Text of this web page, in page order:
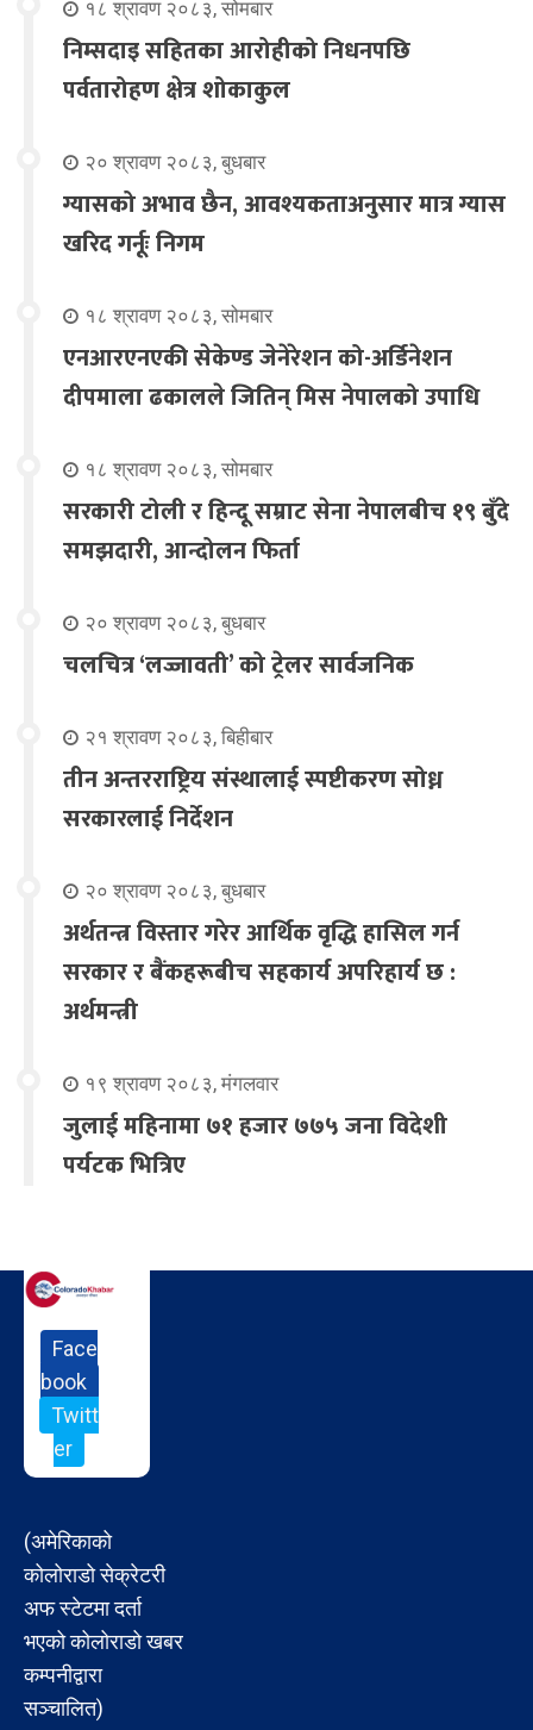
१८ श्रावण २०८३, सोमबार
निम्सदाइ सहितका आरोहीको निधनपछि
पर्वतारोहण क्षेत्र शोकाकुल
२० श्रावण २०८३, बुधबार
ग्यासको अभाव छैन, आवश्यकताअनुसार मात्र ग्यास
खरिद गर्नूः निगम
१८ श्रावण २०८३, सोमबार
एनआरएनएकी सेकेण्ड जेनेरेशन को-अर्डिनेशन
दीपमाला ढकालले जितिन् मिस नेपालको उपाधि
१८ श्रावण २०८३, सोमबार
सरकारी टोली र हिन्दू सम्राट सेना नेपालबीच १९ बुँदे
समझदारी, आन्दोलन फिर्ता
२० श्रावण २०८३, बुधबार
चलचित्र ‘लज्जावती’ को ट्रेलर सार्वजनिक
२१ श्रावण २०८३, बिहीबार
तीन अन्तरराष्ट्रिय संस्थालाई स्पष्टीकरण सोध्न
सरकारलाई निर्देशन
२० श्रावण २०८३, बुधबार
अर्थतन्त्र विस्तार गरेर आर्थिक वृद्धि हासिल गर्न
सरकार र बैंकहरूबीच सहकार्य अपरिहार्य छ :
अर्थमन्त्री
१९ श्रावण २०८३, मंगलवार
जुलाई महिनामा ७१ हजार ७७५ जना विदेशी
पर्यटक भित्रिए
Face
book
Twitt
er
(अमेरिकाको
कोलोराडो सेक्रेटरी
अफ स्टेटमा दर्ता
भएको कोलोराडो खबर
कम्पनीद्वारा
सञ्चालित)